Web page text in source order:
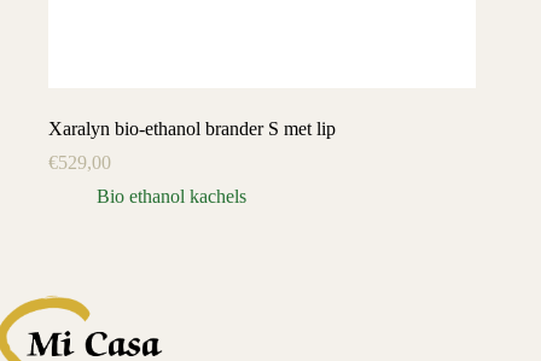
Xaralyn bio-ethanol brander S met lip
€529,00
Bio ethanol kachels